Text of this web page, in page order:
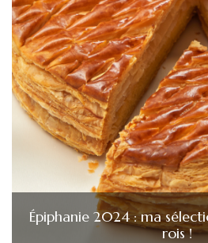
Épiphanie 2024 : ma
rois !